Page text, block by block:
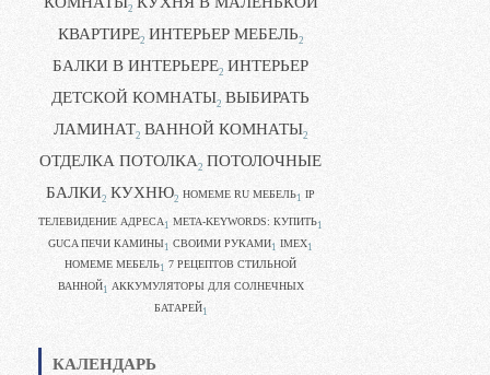
2
КВАРТИРЕ2 ИНТЕРЬЕР МЕБЕЛЬ2
БАЛКИ В ИНТЕРЬЕРЕ2 ИНТЕРЬЕР
ДЕТСКОЙ КОМНАТЫ2 ВЫБИРАТЬ
ЛАМИНАТ2 ВАННОЙ КОМНАТЫ2
ОТДЕЛКА ПОТОЛКА2 ПОТОЛОЧНЫЕ
БАЛКИ2 КУХНЮ2 HOMEME RU МЕБЕЛЬ1 IP
ТЕЛЕВИДЕНИЕ АДРЕСА 1 META-KEYWORDS: КУПИТЬ1
GUCA ПЕЧИ КАМИНЫ1 CВОИМИ РУКАМИ1 IMEX1
HOMEME МЕБЕЛЬ1 7 РЕЦЕПТОВ СТИЛЬНОЙ
ВАННОЙ1 АККУМУЛЯТОРЫ ДЛЯ СОЛНЕЧНЫХ
БАТАРЕЙ1
КАЛЕНДАРЬ